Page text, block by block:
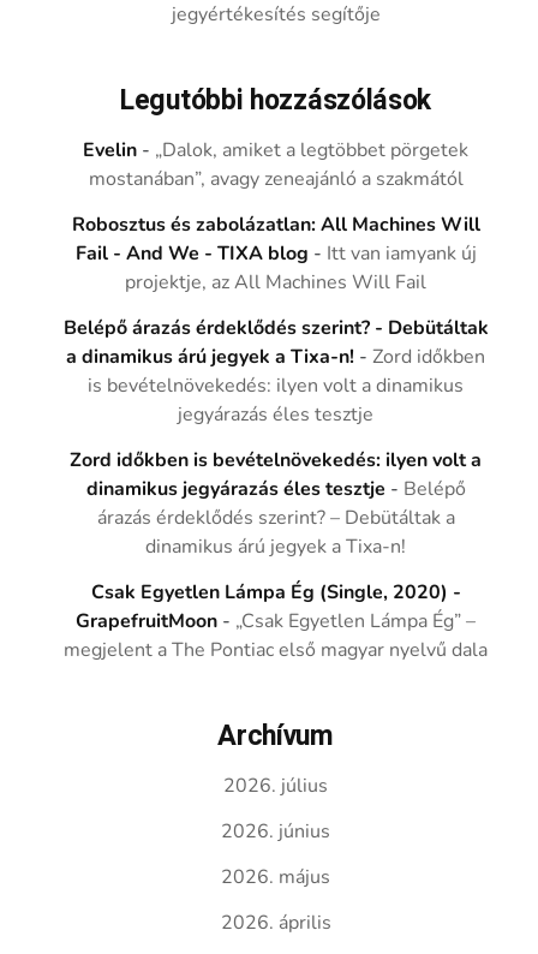
jegyértékesítés segítője
Legutóbbi hozzászólások
Evelin - „Dalok, amiket a legtöbbet pörgetek
mostanában”, avagy zeneajánló a szakmától
Robosztus és zabolázatlan: All Machines Will
Fail - And We - TIXA blog - Itt van iamyank új
projektje, az All Machines Will Fail
Belépő árazás érdeklődés szerint? - Debütáltak
a dinamikus árú jegyek a Tixa-n! -Zord időkben
is bevételnövekedés: ilyen volt a dinamikus
jegyárazás éles tesztje
Zord időkben is bevételnövekedés: ilyen volt a
dinamikus jegyárazás éles tesztje - Belépő
árazás érdeklődés szerint? – Debütáltak a
dinamikus árú jegyek a Tixa-n!
Csak Egyetlen Lámpa Ég (Single, 2020) -
GrapefruitMoon - „Csak Egyetlen Lámpa Ég” –
megjelent a The Pontiac első magyar nyelvű dala
Archívum
2026. július
2026. június
2026. május
2026. április